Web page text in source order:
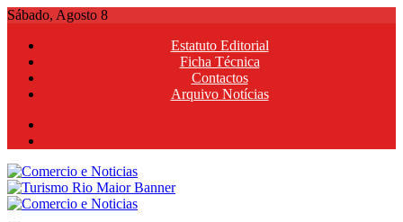
Skip
content
Sábado, Agosto 8
Estatuto Editorial
Ficha Técnica
Contactos
Arquivo Notícias
Comercio e Noticias
Notícias e Publicidade Online